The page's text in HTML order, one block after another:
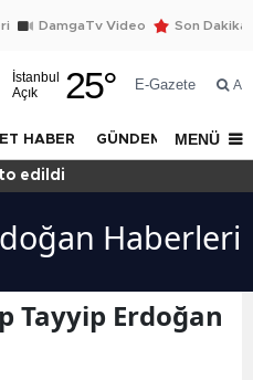
DamgaTv Video Son Dakika
İstanbul
Açık
25° E-Gazete Ara
HABER GÜNDEM DÜNYA
MENÜ
Haberleri
Tayyip Erdoğan